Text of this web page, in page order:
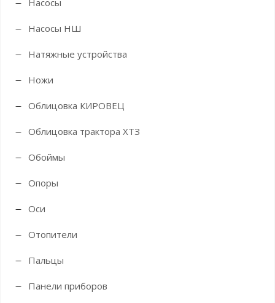
Насосы
Насосы НШ
Натяжные устройства
Ножи
Облицовка КИРОВЕЦ
Облицовка трактора ХТЗ
Обоймы
Опоры
Оси
Отопители
Пальцы
Панели приборов